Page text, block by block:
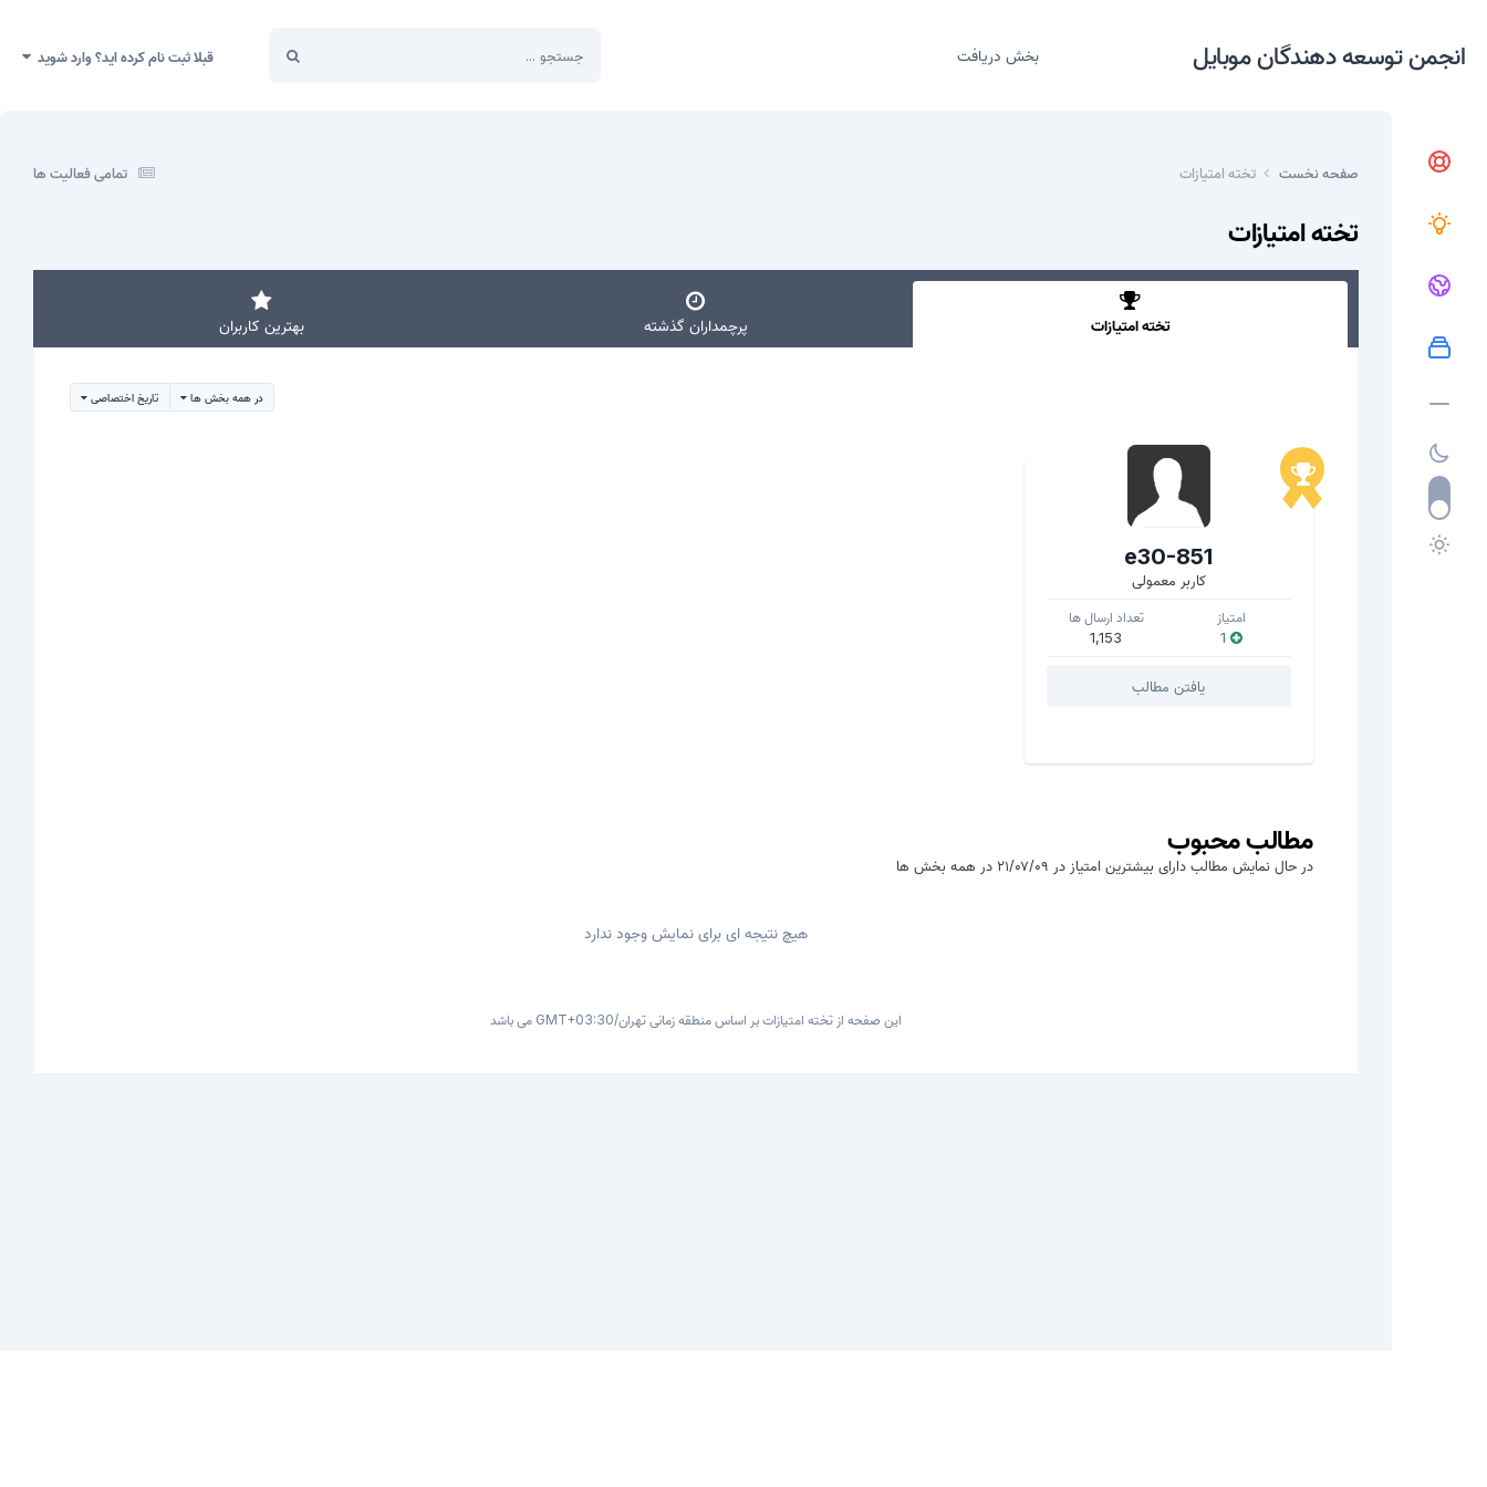
انجمن توسعه دهندگان موبایل بخش دریافت قبلا ثبت نام کرده اید؟ وارد شوید
تمامی فعالیت ها صفحه نخست تخته امتیازات
تخته امتیازات
تخته امتیازات پرچمداران گذشته بهترین کاربران
در همه بخش ها تاریخ اختصاصی
e30-851
کاربر معمولی
امتیاز تعداد ارسال ها
1,153
یافتن مطالب
مطالب محبوب
در حال نمایش مطالب دارای بیشترین امتیاز در ۲۱/۰۷/۰۹ در همه بخش ها
هیچ نتیجه ای برای نمایش وجود ندارد
این صفحه از تخته امتیازات بر اساس منطقه زمانی تهران/GMT+03:30 می باشد